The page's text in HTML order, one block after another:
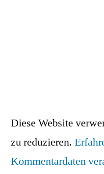
Diese Website
zu reduzieren.
Kommentardaten